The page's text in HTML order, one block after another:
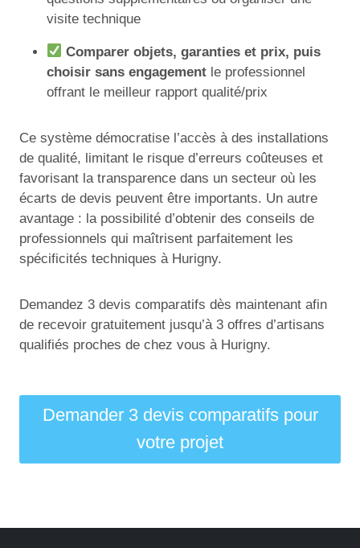
visite technique
Comparer objets, garanties et prix, puis
choisir sans engagement le professionnel
offrant le meilleur rapport qualité/prix
Ce système démocratise l’accès à des installations
de qualité, limitant le risque d’erreurs coûteuses et
favorisant la transparence dans un secteur où les
écarts de devis peuvent être importants. Un autre
avantage : la possibilité d’obtenir des conseils de
professionnels qui maîtrisent parfaitement les
spécificités techniques à Hurigny.
Demandez 3 devis comparatifs dès maintenant afin
de recevoir gratuitement jusqu’à 3 offres d’artisans
qualifiés proches de chez vous à Hurigny.
Demander 3 devis comparatifs pour
votre projet